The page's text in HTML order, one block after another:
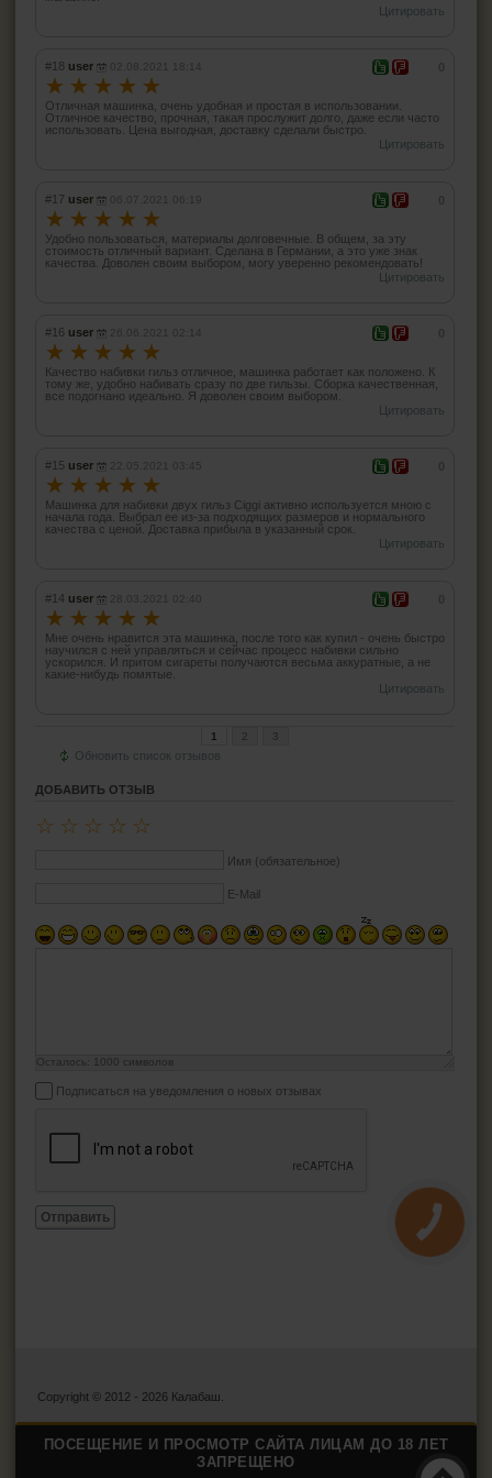
Цитировать
#18 user
☆ ☆ ☆ ☆ ☆
Отличная машинка, очень удобная и простая в использовании.
Отличное качество, прочная, такая прослужит долго, даже если часто
использовать. Цена выгодная, доставку сделали быстро.
Цитировать
#17 user 06.07.2021 06:19
☆ ☆ ☆ ☆ ☆
Удобно пользоваться, материалы долговечные. В общем, за эту
стоимость отличный вариант. Сделана в Германии, а это уже знак
качества. Доволен своим выбором, могу уверенно рекомендовать!
Цитировать
#16 user
☆ ☆ ☆ ☆ ☆
Качество набивки гильз отличное, машинка работает как положено. К
тому же, удобно набивать сразу по две гильзы. Сборка качественная,
все подогнано идеально. Я доволен своим выбором.
Цитировать
#15 user
☆ ☆ ☆ ☆ ☆
Машинка для набивки двух гильз Ciggi активно используется мною с
начала года. Выбрал ее из-за подходящих размеров и нормального
качества с ценой. Доставка прибыла в указанный срок.
Цитировать
#14 user
☆ ☆ ☆ ☆ ☆
Мне очень нравится эта машинка, после того как купил - очень быстро
научился с ней управляться и сейчас процесс набивки сильно
ускорился. И притом сигареты получаются весьма аккуратные, а не
какие-нибудь помятые.
Цитировать
1 2 3
Обновить список отзывов
ДОБАВИТЬ ОТЗЫВ
☆
☆
☆
☆
☆
Имя (обязательное)
E-Mail
Осталось: 1000 символов
Подписаться на уведомления о новых отзывах
Отправить
Copyright © 2012 - 2026 Калабаш.
ПОСЕЩЕНИЕ И ПРОСМОТР САЙТА ЛИЦАМ ДО 18 ЛЕТ
ЗАПРЕЩЕНО
КНОПКА
ЗВ'ЯЗКУ